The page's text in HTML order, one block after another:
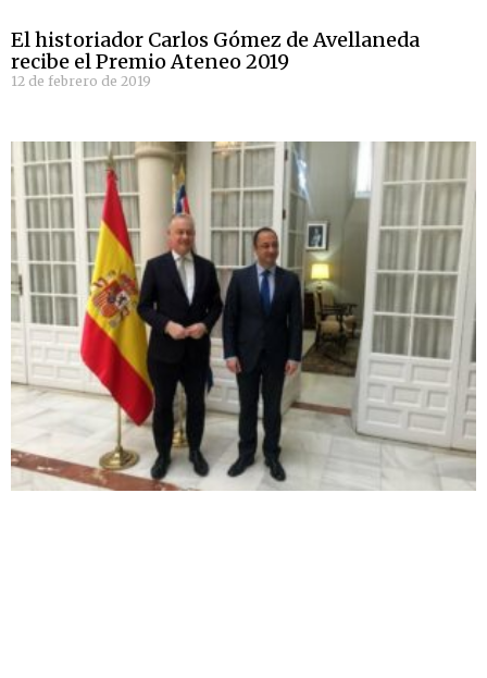
El historiador Carlos Gómez de Avellaneda
recibe el Premio Ateneo 2019
12 de febrero de 2019